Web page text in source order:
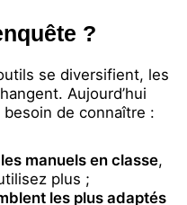
?
se diversifient, les
Aujourd’hui
de connaître :
manuels en classe,
plus ;
les plus adaptés